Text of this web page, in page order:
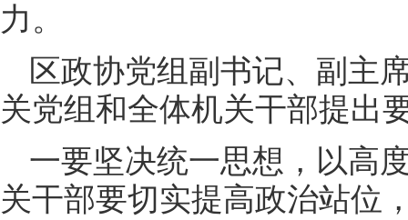
力。
区政协党组副书记、副主
关党组和全体机关干部提出
一要坚决统一思想，以高
关干部要切实提高政治站位